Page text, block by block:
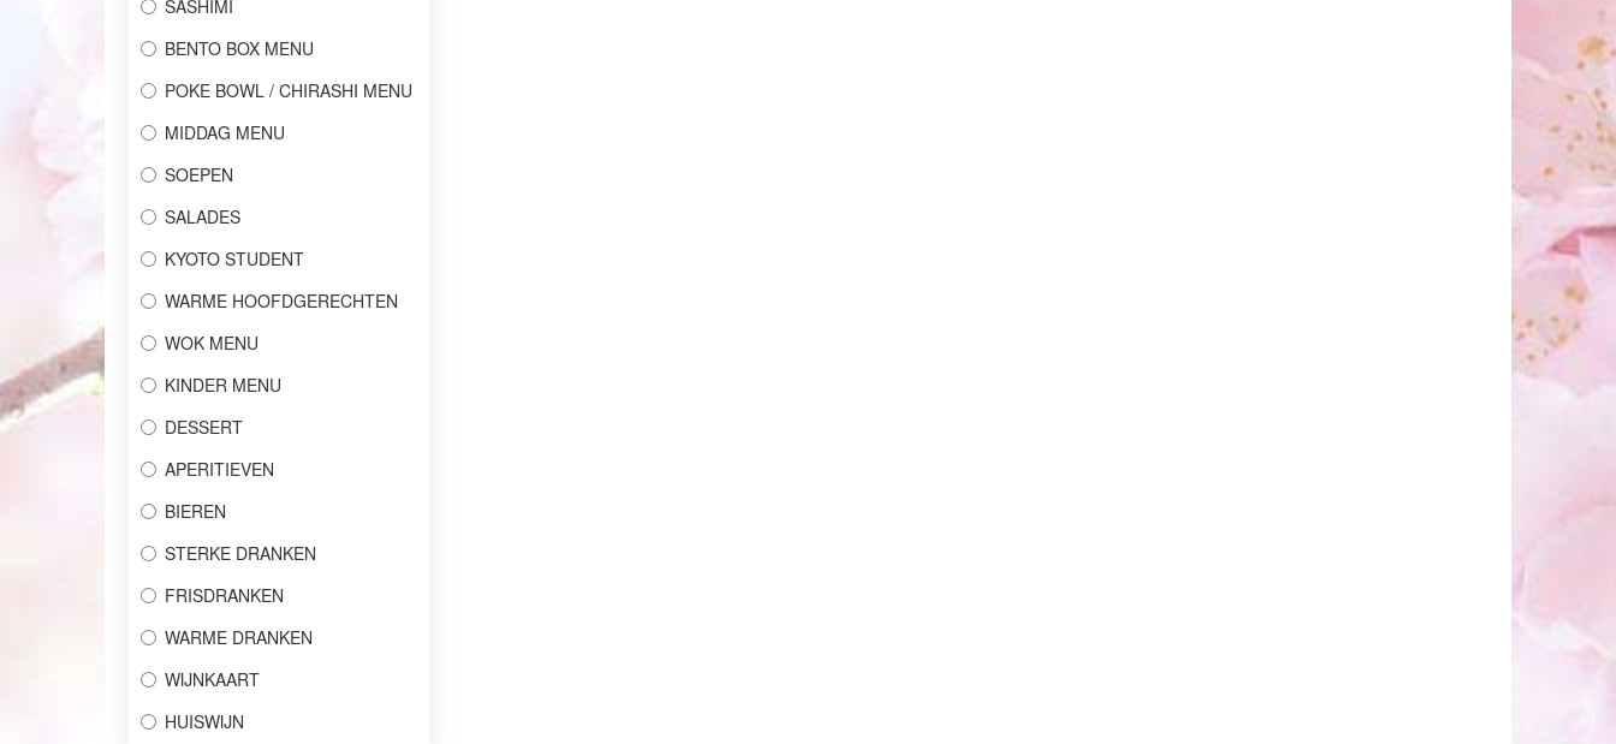
SASHIMI
BENTO BOX MENU
POKE BOWL / CHIRASHI MENU
MIDDAG MENU
SOEPEN
SALADES
KYOTO STUDENT
WARME HOOFDGERECHTEN
WOK MENU
KINDER MENU
DESSERT
APERITIEVEN
BIEREN
STERKE DRANKEN
FRISDRANKEN
WARME DRANKEN
WIJNKAART
HUISWIJN